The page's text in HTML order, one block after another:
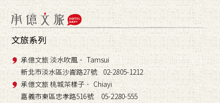
文旅系列
承億文旅 淡水吹風． Tamsui
新北市淡水區沙崙路27號 02-2805-1212
承億文旅 桃城茶樣子． Chiayi
嘉義市東區忠孝路516號 05-2280-555